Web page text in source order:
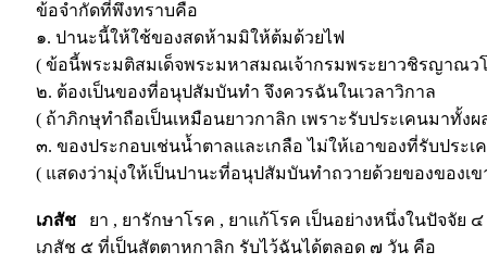
ข้อจำกัดที่พึงทราบคือ
๑. ปานะนี้ให้ใช้ของสดห้ามมิให้ต้มด้วยไฟ
( ข้อนี้พระมติสมเด็จพระมหาสมณเจ้ากรมพระยาวชิรญาณว
๒. ต้องเป็นของที่อนุปสัมบันทำ จึงควรฉันในเวลาวิกาล
( ถ้าภิกษุทำถือเป็นเหมือนยาวกาลิก เพราะรับประเคนมาทั้งผ
๓. ของประกอบเช่นน้ำตาลและเกลือ ไม่ให้เอาของที่รับประ
( แสดงว่ามุ่งให้เป็นปานะที่อนุปสัมบันทำถวายด้วยของของเข
เภสัช ยา , ยารักษาโรค , ยาแก้โรค เป็นอย่างหนึ่งในปัจจัย ๔
เภสัช ๕ ที่เป็นสัตตาหกาลิก รับไว้ฉันได้ตลอด ๗ วัน คือ